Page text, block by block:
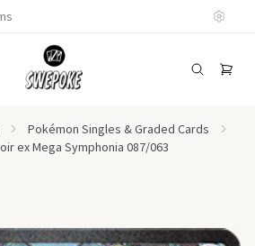
Pokémon Singles & Graded Cards
ex Mega Symphonia 087/063